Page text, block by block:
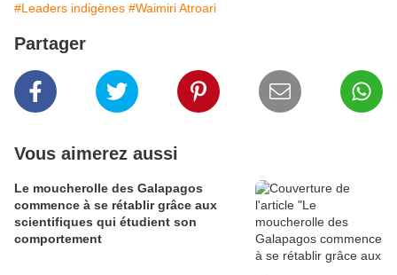
#Leaders indigènes #Waimiri Atroari
Partager
Vous aimerez aussi
Le moucherolle des Galapagos
commence à se rétablir grâce aux
scientifiques qui étudient son
comportement